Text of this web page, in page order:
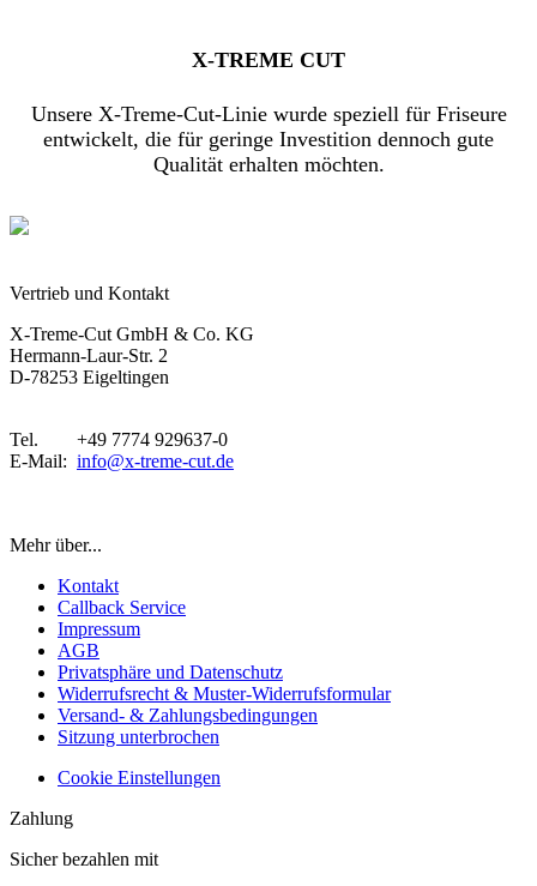
X-TREME CUT
Unsere X-Treme-Cut-Linie wurde speziell für Friseure
entwickelt, die für geringe Investition dennoch gute
Qualität erhalten möchten.
Vertrieb und Kontakt
X-Treme-Cut GmbH & Co. KG
Hermann-Laur-Str. 2
D-78253 Eigeltingen
Tel. +49 7774 929637-0
E-Mail: info@x-treme-cut.de
Mehr über...
Kontakt
Callback Service
Impressum
AGB
Privatsphäre und Datenschutz
Widerrufsrecht & Muster-Widerrufsformular
Versand- & Zahlungsbedingungen
Sitzung unterbrochen
Cookie Einstellungen
Zahlung
Sicher bezahlen mit